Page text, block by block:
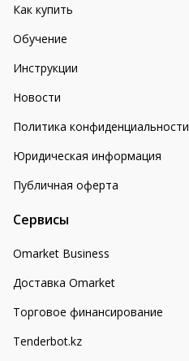
Как купить
Обучение
Инструкции
Новости
Политика конфиденциальности
Юридическая информация
Публичная оферта
Сервисы
Omarket Business
Доставка Omarket
Торговое финансирование
Tenderbot.kz